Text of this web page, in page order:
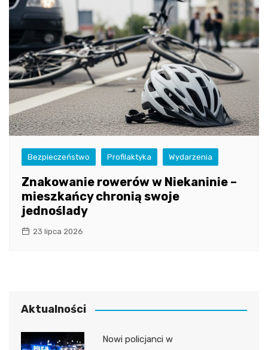
Bezpieczeństwo Profilaktyka Wydarzenia
Znakowanie rowerów w Niekaninie –
mieszkańcy chronią swoje
jednoślady
23 lipca 2026
Aktualności
Nowi policjanci w